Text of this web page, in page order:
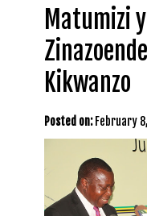
Matumizi
Kikwanzo
Posted on: February